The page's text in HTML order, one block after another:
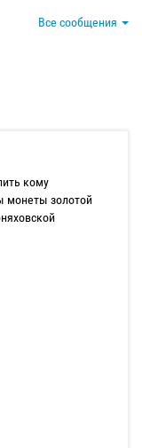
Все сообщения
кому
монеты золотой